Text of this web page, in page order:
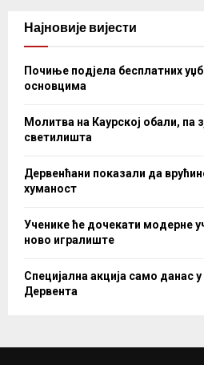
Најновије вијести
Почиње подјела бесплатних
основцима
Молитва на Каурској обали, па
светилишта
Дервенћани показали да
хуманост
Ученике ће дочекати модерне
ново игралиште
Специјална акција само данас у
Дервента